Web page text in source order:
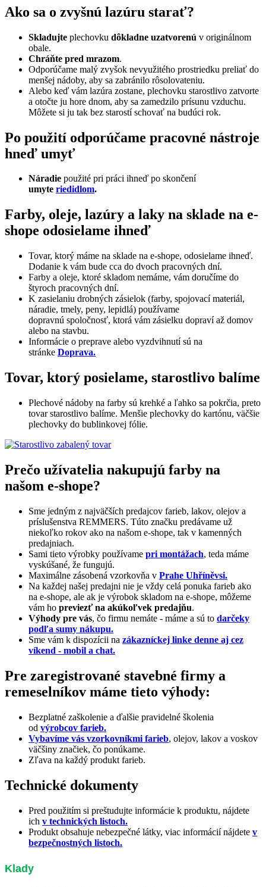
Ako sa o zvyšnú lazúru starať?
Skladujte plechovku dôkladne uzatvorenú v originálnom
obale.
Chráňte pred mrazom.
Odporúčame malý zvyšok nevyužitého prostriedku preliať do
menšej nádoby, aby sa zabránilo rôsolovateniu.
Alebo keď vám lazúra zostane, plechovku starostlivo zatvorte
a otočte ju hore dnom, aby sa zamedzilo prísunu vzduchu.
Môžete si ju tak bez starostí schovať na budúci rok.
Po použití odporúčame pracovné nástroje
hneď umyť
Náradie použité pri práci ihneď po skončení
umyte riedidlom.
Farby, oleje, lazúry a laky na sklade na e-
shope odosielame ihneď
Tovar, ktorý máme na sklade na e-shope, odosielame ihneď.
Dodanie k vám bude cca do dvoch pracovných dní.
Farby a oleje, ktoré skladom nemáme, vám doručíme do
štyroch pracovných dní.
K zasielaniu drobných zásielok (farby, spojovací materiál,
náradie, tmely, peny, lepidlá) používame
dopravnú spoločnosť, ktorá vám zásielku dopraví až domov
alebo na stavbu.
Informácie o preprave alebo vyzdvihnutí sú na
stránke Doprava.
Tovar, ktorý posielame, starostlivo balíme
Plechové nádoby na farby sú krehké a ľahko sa pokrčia, preto
tovar starostlivo balíme. Menšie plechovky do kartónu, väčšie
plechovky do bublinkovej fólie.
Prečo užívatelia nakupujú farby na
našom e-shope?
Sme jedným z najväčších predajcov farieb, lakov, olejov a
príslušenstva REMMERS. Túto značku predávame už
niekoľko rokov ako na našom e-shope, tak v kamenných
predajniach.
Sami tieto výrobky používame pri montážach, teda máme
vyskúšané, že fungujú.
Maximálne zásobená vzorkovňa v Prahe Uhříněvsi.
Na každej našej predajni nie je vždy celá ponuka farieb ako
na e-shope, ale ak je výrobok skladom na e-shope, môžeme
vám ho previezť na akúkoľvek predajňu.
Výhody pre vás, čo firmu nemáte - máme a sú to darčeky
podľa sumy nákupu.
Sme vám k dispozícii na zákazníckej linke denne aj cez
víkend - mobil a chat.
Pre zaregistrované stavebné firmy a
remeselníkov máme tieto výhody:
Bezplatné zaškolenie a ďalšie pravidelné školenia
od výrobcov farieb.
Vybavíme vás vzorkovníkmi farieb, olejov, lakov a voskov
väčšiny značiek, čo ponúkame.
Zľava na každý produkt farieb.
Technické dokumenty
Pred použitím si preštudujte informácie k produktu, nájdete
ich v technických listoch.
Produkt obsahuje nebezpečné látky, viac informácií nájdete v
bezpečnostných listoch.
Klady